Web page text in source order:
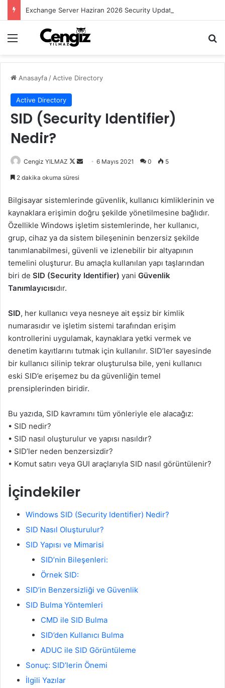
Menü
Anasayfa / Active Directory
Active Directory
SID (Security Identifier)
Nedir?
Cengiz YILMAZ
Follow
Bir
göndermek
6 Mayıs 2021 0 5
2 dakika okuma süresi
Bilgisayar sistemlerinde güvenlik, kullanıcı kimliklerinin ve
kaynaklara erişimin doğru şekilde yönetilmesine bağlıdır.
Özellikle Windows işletim sistemlerinde, her kullanıcı,
grup, cihaz ya da sistem bileşeninin benzersiz şekilde
tanımlanabilmesi, güvenli ve izlenebilir bir altyapının
temelini oluşturur. Bu amaçla kullanılan yapı taşlarından
biri de SID (Security Identifier) yani Güvenlik
Tanımlayıcısıdır.
SID, her kullanıcı veya nesneye ait eşsiz bir kimlik
numarasıdır ve işletim sistemi tarafından erişim
kontrollerini uygulamak, kaynaklara yetki vermek ve
denetim kayıtlarını tutmak için kullanılır. SID’ler sayesinde
bir kullanıcı silinip tekrar oluşturulsa bile, yeni kullanıcı
eski SID’e erişemez bu da güvenliğin temel
prensiplerinden biridir.
Bu yazıda, SID kavramını tüm yönleriyle ele alacağız:
• SID nedir?
• SID nasıl oluşturulur ve yapısı nasıldır?
• SID’ler neden benzersizdir?
• Komut satırı veya GUI araçlarıyla SID nasıl görüntülenir?
İçindekiler
Windows SID (Security Identifier) Nedir?
SID Nasıl Oluşturulur?
SID Yapısı ve Mimarisi
SID’nin Bileşenleri:
Örnek SID:
SID’in Benzersizliği ve Güvenlik
SID Bulma Yöntemleri
CMD ile SID Bulma
SID’den Kullanıcı Bulma
ADUC ile SID Görüntüleme
Sonuç: SID’lerin Önemi
İlgili Yazılar